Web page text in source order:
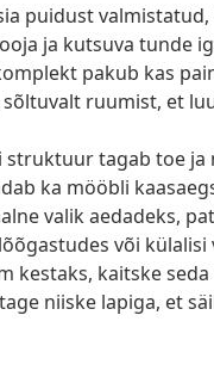
puidust
ja kutsuva tunde
pakub kas
ruumist, et
struktuur tagab toe ja
ka mööbli
valik aedadeks,
või külalisi
kestaks, kaitske
niiske lapiga, et